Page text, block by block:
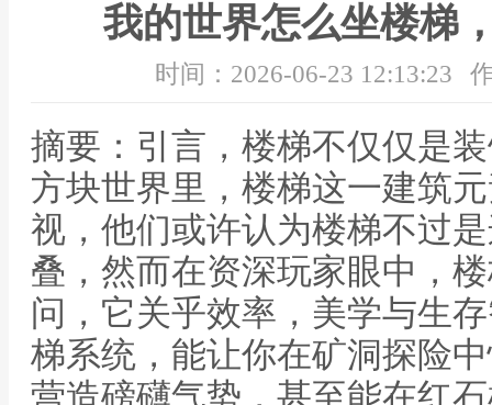
我的世界怎么坐楼梯
时间：2026-06-23 12:13:23
摘要：引言，楼梯不仅仅是
方块世界里，楼梯这一建筑
视，他们或许认为楼梯不过
叠，然而在资深玩家眼中，
问，它关乎效率，美学与生
梯系统，能让你在矿洞探险
营造磅礴气势，甚至能在红